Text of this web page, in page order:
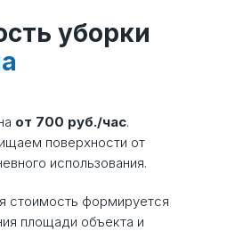
стоимость формируется
площади объекта и
от 700 руб./час.
поверхности от
использования.
уборки